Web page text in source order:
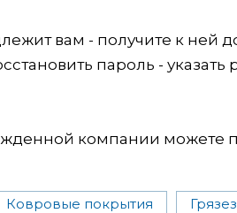
вам - получите к ней
пароль -
компании можете
Ковровые покрытия